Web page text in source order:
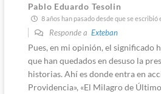
Pablo Eduardo Tesolin
8 años han pasado desde que se escribió
Responde a Exteban
Pues, en mi opinión, el significado
que han quedados en desuso la
historias. Ahí es donde entra en
Providencia», «El Milagro de